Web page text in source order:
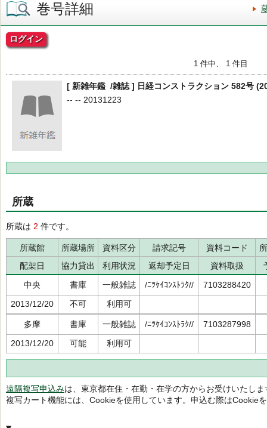
巻号詳細
ログイン
1 件中、 1 件目
[ 新雑年鑑 /雑誌 ] 日経コンストラクション 582号
-- -- 20131223
所蔵
所蔵は 2 件です。
所蔵館 所蔵場所 資料区分 請求記号 資料コード
配架日
協力貸出 利用状況 返却予定日 資料取扱
中央
書庫 一般雑誌 /ﾆﾂｹｲｺﾝｽﾄﾗｸ//
7103288420
2013/12/20
不可 利用可
多摩 書庫 一般雑誌 /ﾆﾂｹｲｺﾝｽﾄﾗｸ//
7103287998
2013/12/20
可能 利用可
遠隔複写申込みは、東京都在住・在勤・在学の方からお受けいたしま
複写カート機能には、Cookieを使用しています。申込む際はCookie